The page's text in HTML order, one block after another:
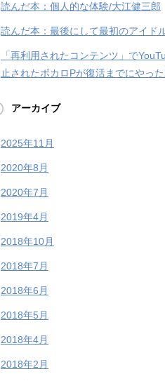
読んだ本：個人的な体験/大江健三郎
読んだ本：最後にして最初のアイド
「再利用されたコンテンツ」で
止されたボカロPが復活までにやっ
アーカイブ
2025年11月
2020年8月
2020年7月
2019年4月
2018年10月
2018年7月
2018年6月
2018年5月
2018年4月
2018年2月